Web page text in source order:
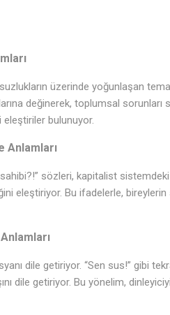
üzerinde yoğunlaşan
değinerek, toplumsal sorunları
eleştiriler bulunuyor.
Anlamları
sözleri, kapitalist
eleştiriyor. Bu ifadelerle,
dile getiriyor. “Sen sus!” gibi
dile getiriyor. Bu yönelim,